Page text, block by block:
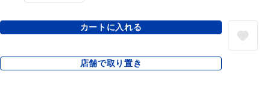
カートに入れる
店舗で取り置き